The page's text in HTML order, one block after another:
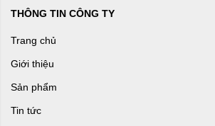
THÔNG TIN CÔNG TY
Trang chủ
Giới thiệu
Sản phẩm
Tin tức